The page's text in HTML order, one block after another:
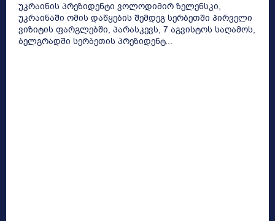
უკრაინის პრეზიდენტი ვოლოდიმირ ზელენსკი,
უკრაინაში ომის დაწყების შემდეგ სერბეთში პირველი
ვიზიტის ფარგლებში, პარასკევს, 7 აგვისტოს საღამოს,
ბელგრადში სერბეთის პრეზიდენტ...